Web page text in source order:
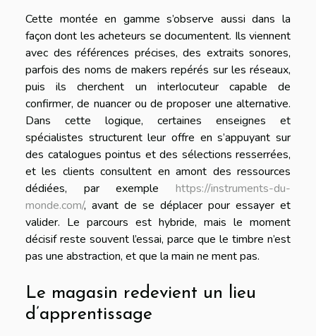
Cette montée en gamme s’observe aussi dans la
façon dont les acheteurs se documentent. Ils viennent
avec des références précises, des extraits sonores,
parfois des noms de makers repérés sur les réseaux,
puis ils cherchent un interlocuteur capable de
confirmer, de nuancer ou de proposer une alternative.
Dans cette logique, certaines enseignes et
spécialistes structurent leur offre en s’appuyant sur
des catalogues pointus et des sélections resserrées,
et les clients consultent en amont des ressources
dédiées, par exemple https://instruments-du-
monde.com/, avant de se déplacer pour essayer et
valider. Le parcours est hybride, mais le moment
décisif reste souvent l’essai, parce que le timbre n’est
pas une abstraction, et que la main ne ment pas.
Le magasin redevient un lieu
d’apprentissage